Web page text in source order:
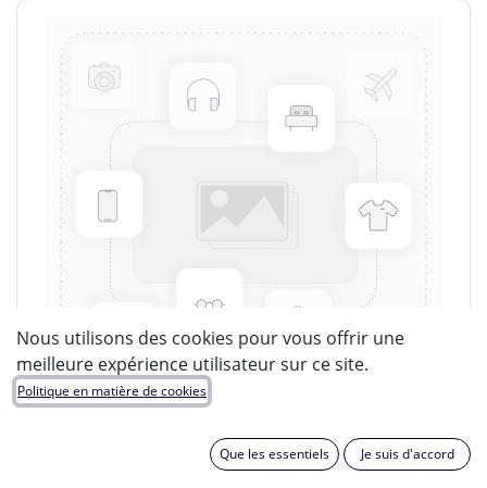
Nous utilisons des cookies pour vous offrir une
meilleure expérience utilisateur sur ce site.
Politique en matière de cookies
Que les essentiels Je suis d'accord